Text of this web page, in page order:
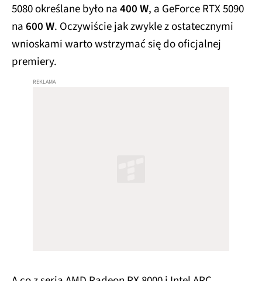
5080 określane było na400 W, a GeForce RTX 5090
na600 W. Oczywiście jak zwykle z ostatecznymi
wnioskami warto wstrzymać się do oficjalnej
premiery.